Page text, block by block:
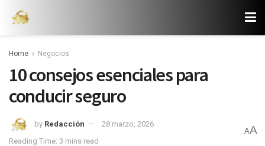
Home Negocios
10 consejos esenciales para
conducir seguro
by Redacción
28 marzo, 2026
Reading Time: 3 mins read
AA